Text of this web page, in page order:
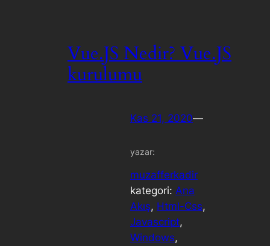
Vue.JS Nedir? Vue.JS
kurulumu
Kas 21, 2020—
yazar:
muzafferkadir
kategori: Ana
Akış, Html-Css
Javascript
Windows